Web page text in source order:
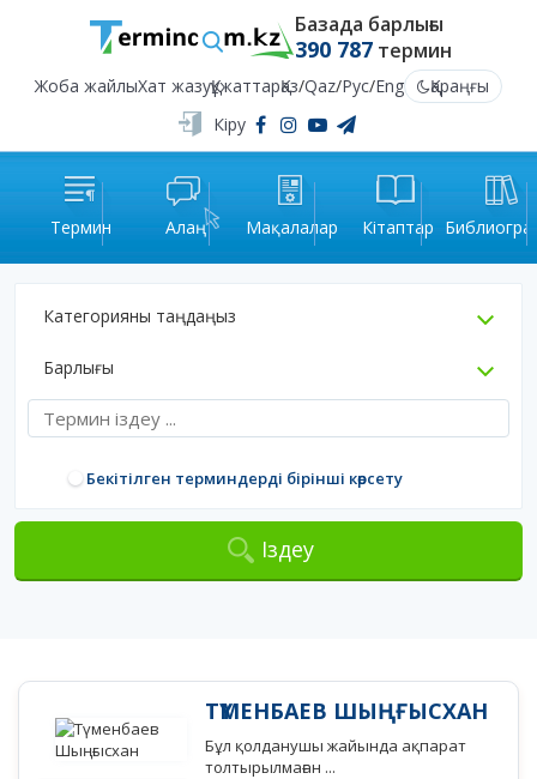
Базада барлығы
390 787термин
Жоба жайлыХат жазуҚұжаттарҚаз/Qaz/Рус/Eng
Қараңғы
Кіру
Термин Алаң Мақалалар Кітаптар
Категорияны таңдаңыз
Барлығы
Бекітілген терминдерді бірінші көрсету
Іздеу
ТҮМЕНБАЕВ ШЫҢҒЫСХАН
Бұл қолданушы жайында ақпарат
толтырылмаған ...